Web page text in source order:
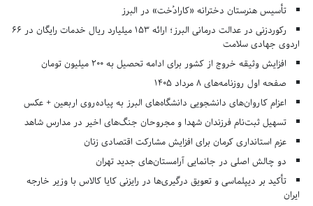
تأسیس هنرستان دخترانه «کارادُخت» در البرز
رکوردزنی در عدالت درمانی البرز؛ ارائه ۱۵۳ میلیارد ریال خدمات رایگان در ۶۶
اردوی جهادی سلامت
افزایش وثیقه خروج از کشور برای ادامه تحصیل به ۲۰۰ میلیون تومان
صفحه اول روزنامه‌های 8 مرداد 1405
اعزام کاروان‌های دانشجویی دانشگاه‌های البرز به پیاده‌روی اربعین + عکس
تسهیل ثبت‌نام فرزندان شهدا و مجروحان جنگ‌های اخیر در مدارس شاهد
عزم استانداری کرمان برای افزایش مشارکت اقتصادی زنان
دو چالش اصلی در جانمایی آرامستان‌های جدید تهران
تأکید بر دیپلماسی و تعویق درگیری‌ها در رایزنی کایا کالاس با وزیر خارجه
ایران